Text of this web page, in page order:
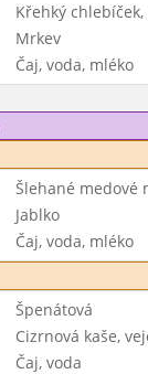
Křehký
Mrkev
Čaj, voda, mléko
Šlehané medové
Jablko
Čaj, voda, mléko
Špenátová
Cizrnová kaše,
Čaj, voda